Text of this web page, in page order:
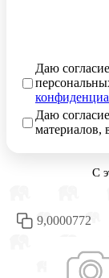
Даю
Даю
материалов,
С
9,0000772